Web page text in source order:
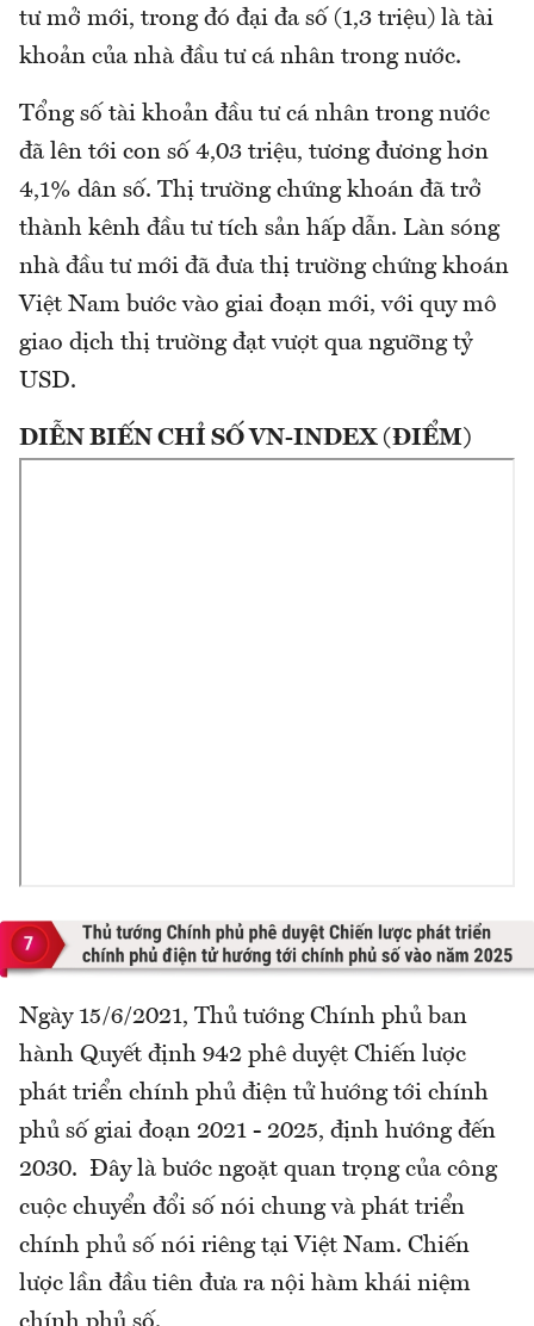
tư mở mới, trong đó đại đa số (1,3 triệu) là tài
khoản của nhà đầu tư cá nhân trong nước.
Tổng số tài khoản đầu tư cá nhân trong nước
đã lên tới con số 4,03 triệu, tương đương hơn
4,1% dân số. Thị trường chứng khoán đã trở
thành kênh đầu tư tích sản hấp dẫn. Làn sóng
nhà đầu tư mới đã đưa thị trường chứng khoán
Việt Nam bước vào giai đoạn mới, với quy mô
giao dịch thị trường đạt vượt qua ngưỡng tỷ
USD.
DIỄN BIẾN CHỈ SỐ VN-INDEX (ĐIỂM)
Ngày 15/6/2021, Thủ tướng Chính phủ ban
hành Quyết định 942 phê duyệt Chiến lược
phát triển chính phủ điện tử hướng tới chính
phủ số giai đoạn 2021 - 2025, định hướng đến
2030. Đây là bước ngoặt quan trọng của công
cuộc chuyển đổi số nói chung và phát triển
chính phủ số nói riêng tại Việt Nam. Chiến
lược lần đầu tiên đưa ra nội hàm khái niệm